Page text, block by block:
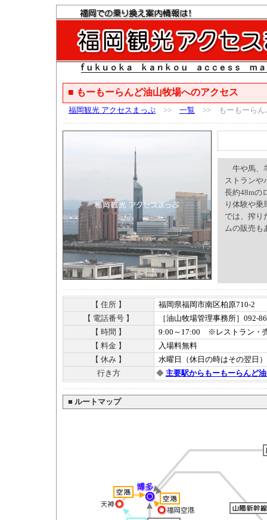
■ もーもーらんど油山牧場へのアクセス
福岡観光 アクセスまっぷ >> 一覧 >> もーもーらん
牛や馬、
ストランや
長約48mの
り体験や乗
では、搾り
ムの販売も
【 住所 】
福岡県福岡市南区柏原710-2
【 電話番号 】
［油山牧場管理事務所］092-
【 時間 】
9:00～17:00 ※レストラン・
【 料金 】
入場料無料
【 休み 】
水曜日（休日の時はその翌日
行き方
◆ 主要駅からもーもーらんど
■ ルートマップ